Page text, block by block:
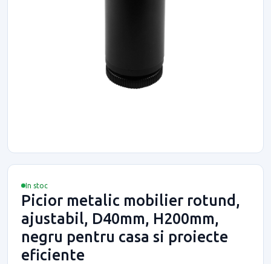
In stoc
Picior metalic mobilier rotund,
ajustabil, D40mm, H200mm,
negru pentru casa si proiecte
eficiente